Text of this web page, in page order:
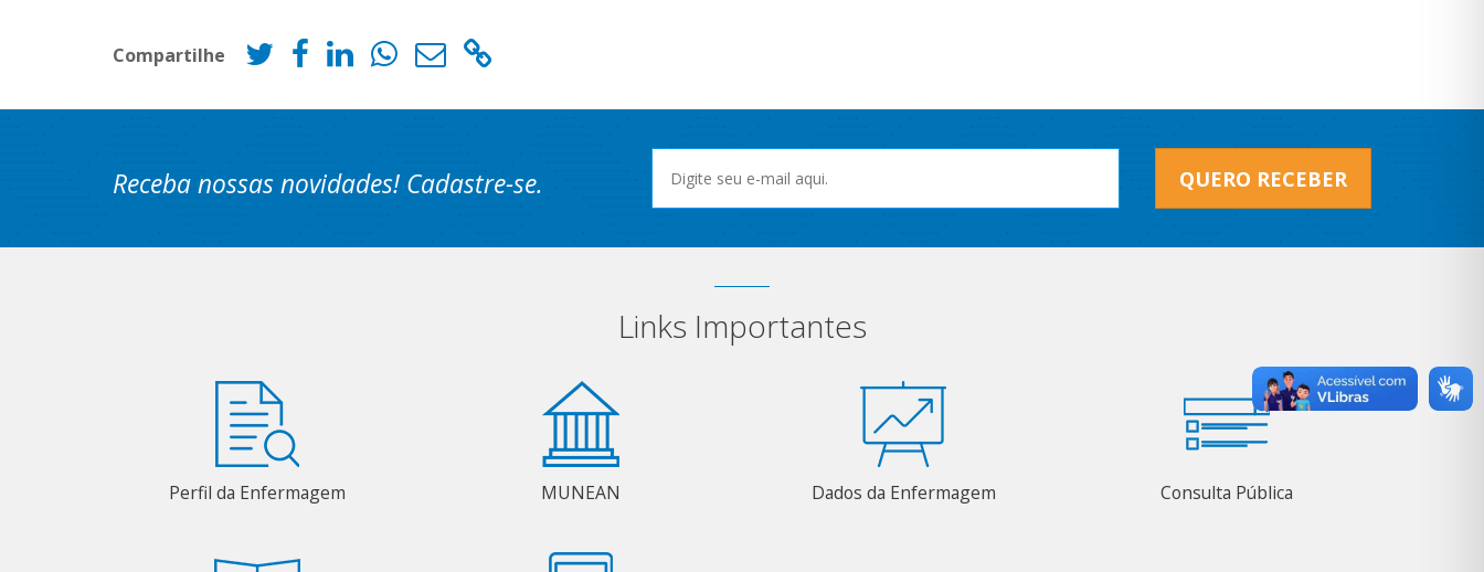
Compartilhe
Receba nossas novidades! Cadastre-se. QUERO RECEBER
Links Importantes
Perfil da Enfermagem MUNEAN Dados da Enfermagem Consulta Pública